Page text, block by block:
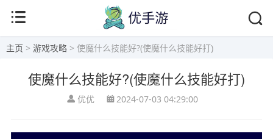
主页 > 游戏攻略 > 使魔什么技能好?(使魔什么技能好打)
使魔什么技能好?(使魔什么技能好打)
优优 2024-07-03 04:29:00